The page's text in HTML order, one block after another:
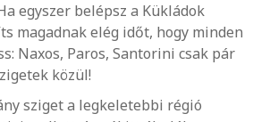
egyszer belépsz a Kükládok
magadnak elég időt, hogy minden
Naxos, Paros, Santorini csak pár
közül!
sziget a legkeletebbi régió